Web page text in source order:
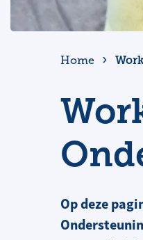
Home
Op deze